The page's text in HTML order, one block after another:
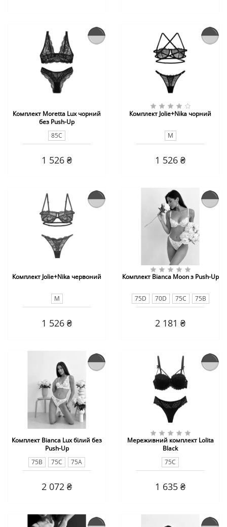
Комплект Moretta Lux чорний
без Push-Up
85С
1 526 ₴
Комплект Jolie+Nika чорний
M
1 526 ₴
Комплект Jolie+Nika червоний
M
1 526 ₴
Комплект Bianca Moon з Push-Up
75D 70D 75C
75B
80C
2 181 ₴
Комплект Bianca Lux білий без
Push-Up
75B
75C 75A
2 072 ₴
Мереживний комплект Lolita
Black
75C
1 635 ₴